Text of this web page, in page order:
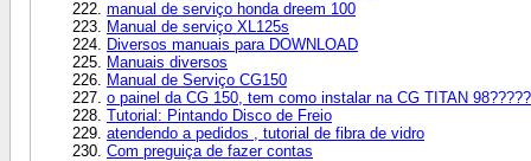
manual de serviço honda dreem 100
Manual de serviço XL125s
Diversos manuais para DOWNLOAD
Manuais diversos
Manual de Serviço CG150
o painel da CG 150, tem como instalar na CG TITAN 98?????
Tutorial: Pintando Disco de Freio
atendendo a pedidos , tutorial de fibra de vidro
Com preguiça de fazer contas